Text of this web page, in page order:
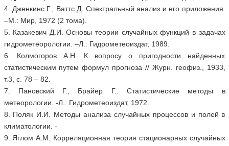
4. Дженкинс Г., Ваттс Д. Спектральный анализ и его приложения.
–М.: Мир, 1972 (2 тома).
5. Казакевич Д.И. Основы теории случайных функций в задачах
гидрометеорологии. –Л.: Гидрометеоиздат, 1989.
6. Колмогоров А.Н. К вопросу о пригодности найденных
статистическим путем формул прогноза // Журн. геофиз., 1933,
т.3, с. 78 – 82.
7. Пановский Г., Брайер Г.. Статистические методы в
метеорологии. -Л.: Гидрометеоиздат, 1972.
8. Поляк И.И. Методы анализа случайных процессов и полей в
климатологии. -
9. Яглом А.М. Корреляционная теория стационарных случайных